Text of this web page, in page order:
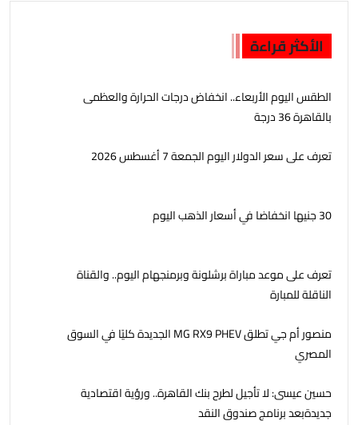
الأكثر قراءة
الطقس اليوم الأربعاء.. انخفاض درجات الحرارة والعظمى
بالقاهرة 36 درجة
تعرف على سعر الدولار اليوم الجمعة 7 أغسطس 2026
30 جنيها انخفاضا في أسعار الذهب اليوم
تعرف على موعد مباراة برشلونة وبرمنجهام اليوم.. والقناة
الناقلة للمبارة
منصور أم جي تطلق MG RX9 PHEV الجديدة كليًا في السوق
المصري
حسين عيسى: لا تأجيل لطرح بنك القاهرة.. ورؤية اقتصادية
جديدةبعد برنامج صندوق النقد